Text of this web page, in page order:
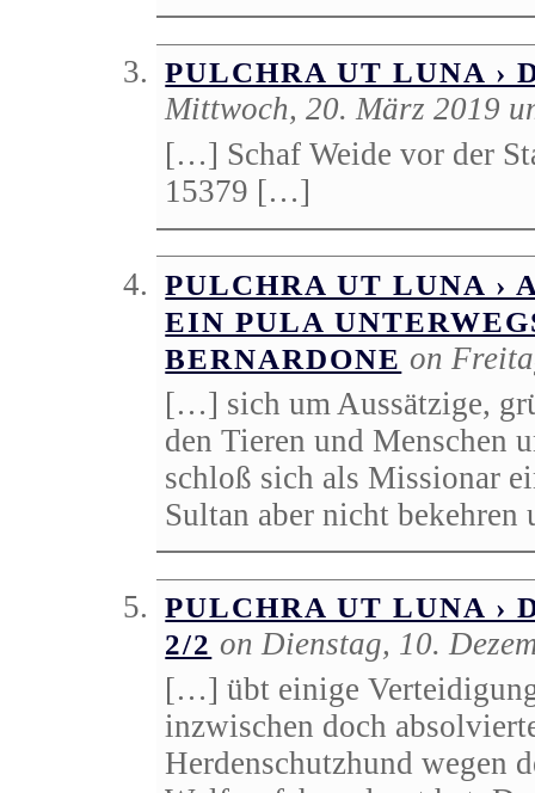
PULCHRA UT LUNA ›
Mittwoch, 20. März 2019
[…] Schaf Weide vor der
15379 […]
PULCHRA UT LUNA ›
EIN PULA
BERNARDONE on
[…] sich um Aussätzige,
den Tieren und Menschen
schloß sich als Missionar
Sultan aber nicht
PULCHRA UT LUNA ›
2/2 on Dienstag, 10.
[…] übt einige
inzwischen doch
Herdenschutzhund wegen